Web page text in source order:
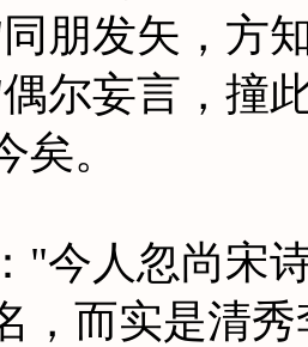
朋发矢，方
尔妄言，撞
矣。
人忽尚宋诗
，而实是清